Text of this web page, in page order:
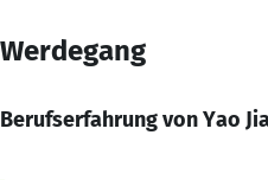
Werdegang
Berufserfahrung von Yao